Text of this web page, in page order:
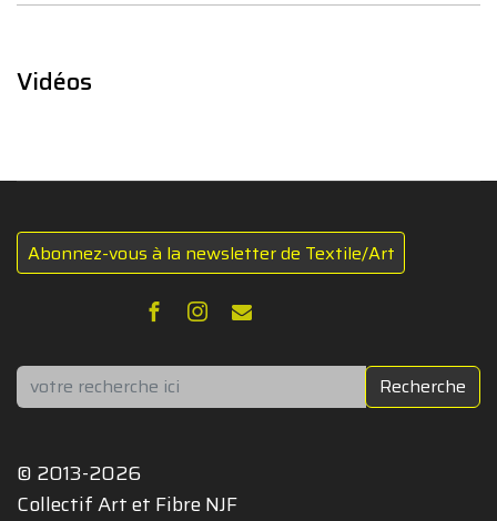
Vidéos
Abonnez-vous à la newsletter de Textile/Art
Rechercher Recherche
© 2013-2026
Collectif Art et Fibre NJF